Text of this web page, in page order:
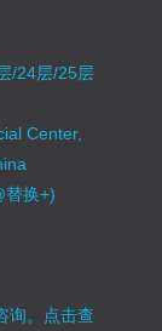
/24层/25层
Center,
替换+)
。 点击查